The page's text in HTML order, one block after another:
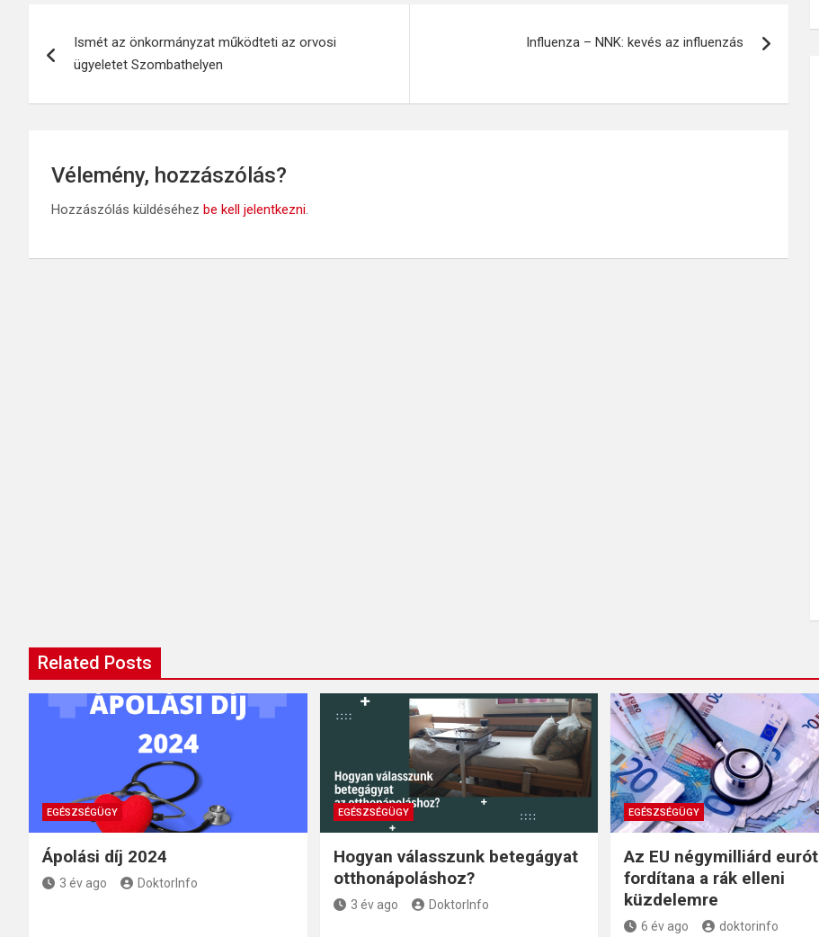
navigáció
Ismét az önkormányzat működteti az orvosi
ügyeletet Szombathelyen
Influenza – NNK: kevés az influenzás
Vélemény, hozzászólás?
Hozzászólás küldéséhez be kell jelentkezni.
Related Posts
EGÉSZSÉGÜGY
Ápolási díj 2024
3 év ago DoktorInfo
EGÉSZSÉGÜGY
Hogyan válasszunk betegágyat
otthonápoláshoz?
3 év ago DoktorInfo
EGÉSZSÉGÜGY
Az EU négymilliárd eurót
fordítana a rák elleni
küzdelemre
6 év ago doktorinfo